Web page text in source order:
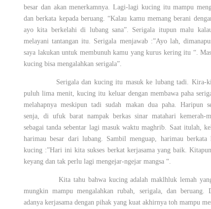
besar dan akan menerkamnya. Lagi-lagi kucing itu mampu
dan berkata kepada beruang. “Kalau kamu memang berani
ayo kita berkelahi di lubang sana”. Serigala itupun malu
melayani tantangan itu. Serigala menjawab :”Ayo lah,
saya lakukan untuk membunuh kamu yang kurus kering itu “.
kucing bisa mengalahkan serigala”.
Serigala dan kucing itu masuk ke lubang tadi. Kira-
puluh lima menit, kucing itu keluar dengan membawa paha
melahapnya meskipun tadi sudah makan dua paha. Haripun
senja, di ufuk barat nampak berkas sinar matahari kemerah-
sebagai tanda sebentar lagi masuk waktu maghrib. Saat itulah,
harimau besar dari lubang. Sambil menguap, harimau berkata
kucing :”Hari ini kita sukses berkat kerjasama yang baik.
keyang dan tak perlu lagi mengejar-ngejar mangsa “.
Kita tahu bahwa kucing adalah maklhluk lemah
mungkin mampu mengalahkan rubah, serigala, dan beruang.
adanya kerjasama dengan pihak yang kuat akhirnya toh mampu